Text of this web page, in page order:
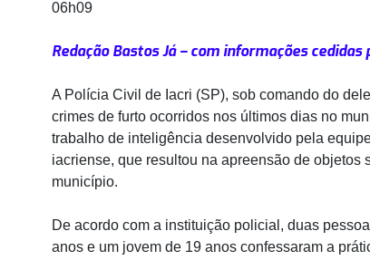
06h09
Redação Bastos Já – com informações
A Polícia Civil de Iacri (SP), sob comando do
crimes de furto ocorridos nos últimos dias no
trabalho de inteligência desenvolvido pela
iacriense, que resultou na apreensão de
município.
De acordo com a instituição policial, duas
anos e um jovem de 19 anos confessaram a